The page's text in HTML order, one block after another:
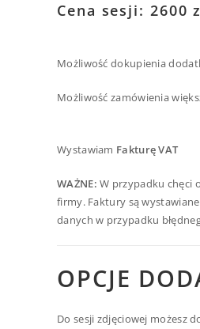
Cena sesji: 2600
Możliwość dokupienia
Możliwość zamówienia
Wystawiam Fakturę VAT
WAŻNE: W przypadku chęci
firmy. Faktury są
danych w przypadku
OPCJE
Do sesji zdjęciowej możesz